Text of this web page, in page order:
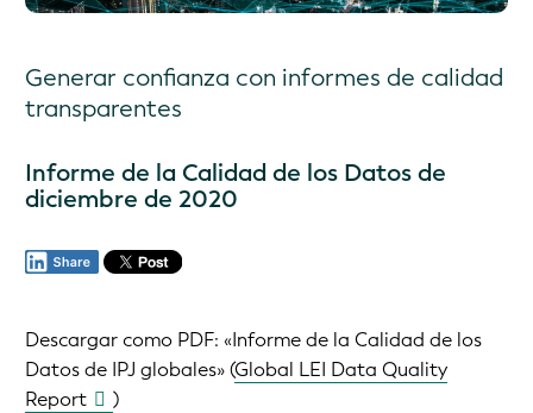
Generar confianza con informes de calidad
transparentes
Informe de la Calidad de los Datos de
diciembre de 2020
Descargar como PDF: «Informe de la Calidad de los
Datos de IPJ globales» (Global LEI Data Quality
Report
)